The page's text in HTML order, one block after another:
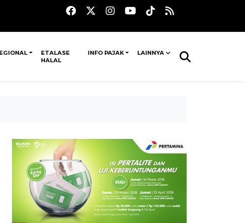
ETALASE
HALAL
INFO PAJAK LAINNYA